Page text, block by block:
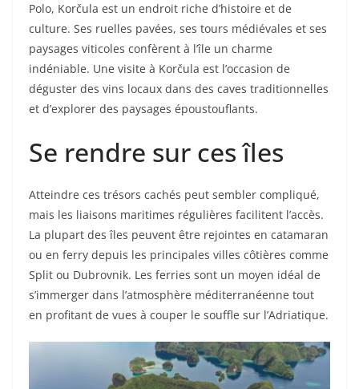
Polo, Korčula est un endroit riche d’histoire et de
culture. Ses ruelles pavées, ses tours médiévales et ses
paysages viticoles confèrent à l’île un charme
indéniable. Une visite à Korčula est l’occasion de
déguster des vins locaux dans des caves traditionnelles
et d’explorer des paysages époustouflants.
Se rendre sur ces îles
Atteindre ces trésors cachés peut sembler compliqué,
mais les liaisons maritimes régulières facilitent l’accès.
La plupart des îles peuvent être rejointes en catamaran
ou en ferry depuis les principales villes côtières comme
Split ou Dubrovnik. Les ferries sont un moyen idéal de
s’immerger dans l’atmosphère méditerranéenne tout
en profitant de vues à couper le souffle sur l’Adriatique.